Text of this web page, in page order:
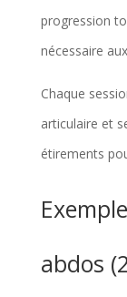
progression
nécessaire
Chaque
articulaire et
étirements
abdos